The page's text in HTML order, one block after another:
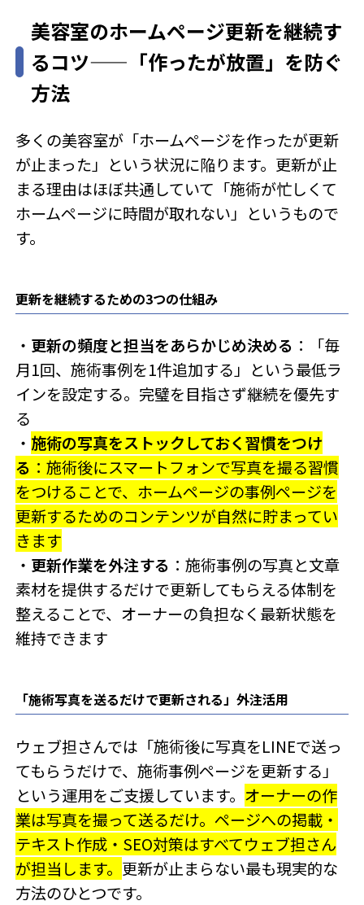
いる」状態にあります。この記事では、SEOの仕組みを「クロー
ラー・インデックス・ランキング」の3ステップで図解しながら丁
寧に解説します。読み終えた後には「なぜ...
美容室のホームページ更新を継続す
るコツ——「作ったが放置」を防ぐ
方法
多くの美容室が「ホームページを作ったが更新
が止まった」という状況に陥ります。更新が止
まる理由はほぼ共通していて「施術が忙しくて
ホームページに時間が取れない」というもので
す。
更新を継続するための3つの仕組み
・ 更新の頻度と担当をあらかじめ決める ：「毎
月1回、施術事例を1件追加する」という最低ラ
インを設定する。完璧を目指さず継続を優先す
る
・ 施術の写真をストックしておく習慣をつけ
る ：施術後にスマートフォンで写真を撮る習慣
をつけることで、ホームページの事例ページを
更新するためのコンテンツが自然に貯まってい
きます
・ 更新作業を外注する ：施術事例の写真と文章
素材を提供するだけで更新してもらえる体制を
整えることで、オーナーの負担なく最新状態を
維持できます
「施術写真を送るだけで更新される」外注活用
ウェブ担さんでは「施術後に写真をLINEで送っ
てもらうだけで、施術事例ページを更新する」
という運用をご支援しています。 オーナーの作
業は写真を撮って送るだけ。ページへの掲載・
テキスト作成・SEO対策はすべてウェブ担さん
が担当します。 更新が止まらない最も現実的な
方法のひとつです。